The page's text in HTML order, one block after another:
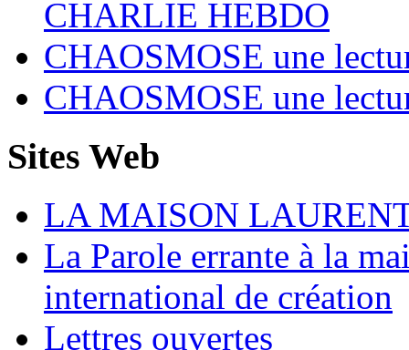
CHARLIE HEBDO
CHAOSMOSE une
CHAOSMOSE une
Sites Web
LA MAISON
La Parole errante à la
international de création
Lettres ouvertes